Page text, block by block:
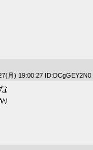
月) 19:00:27 ID:DCgGEY2N0